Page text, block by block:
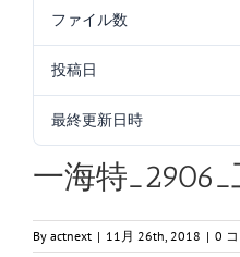
ファイル数
投稿日
最終更新日時
一海特
By actnext | 11月 26th, 2018 | 0